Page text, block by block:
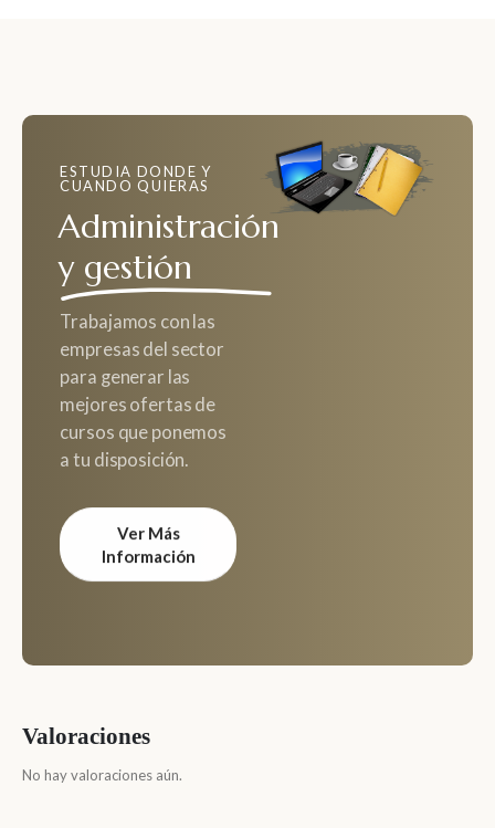
ESTUDIA DONDE Y
CUANDO QUIERAS
Administración
y gestión
Trabajamos con las
empresas del sector
para generar las
mejores ofertas de
cursos que ponemos
a tu disposición.
Ver Más
Información
Valoraciones
No hay valoraciones aún.